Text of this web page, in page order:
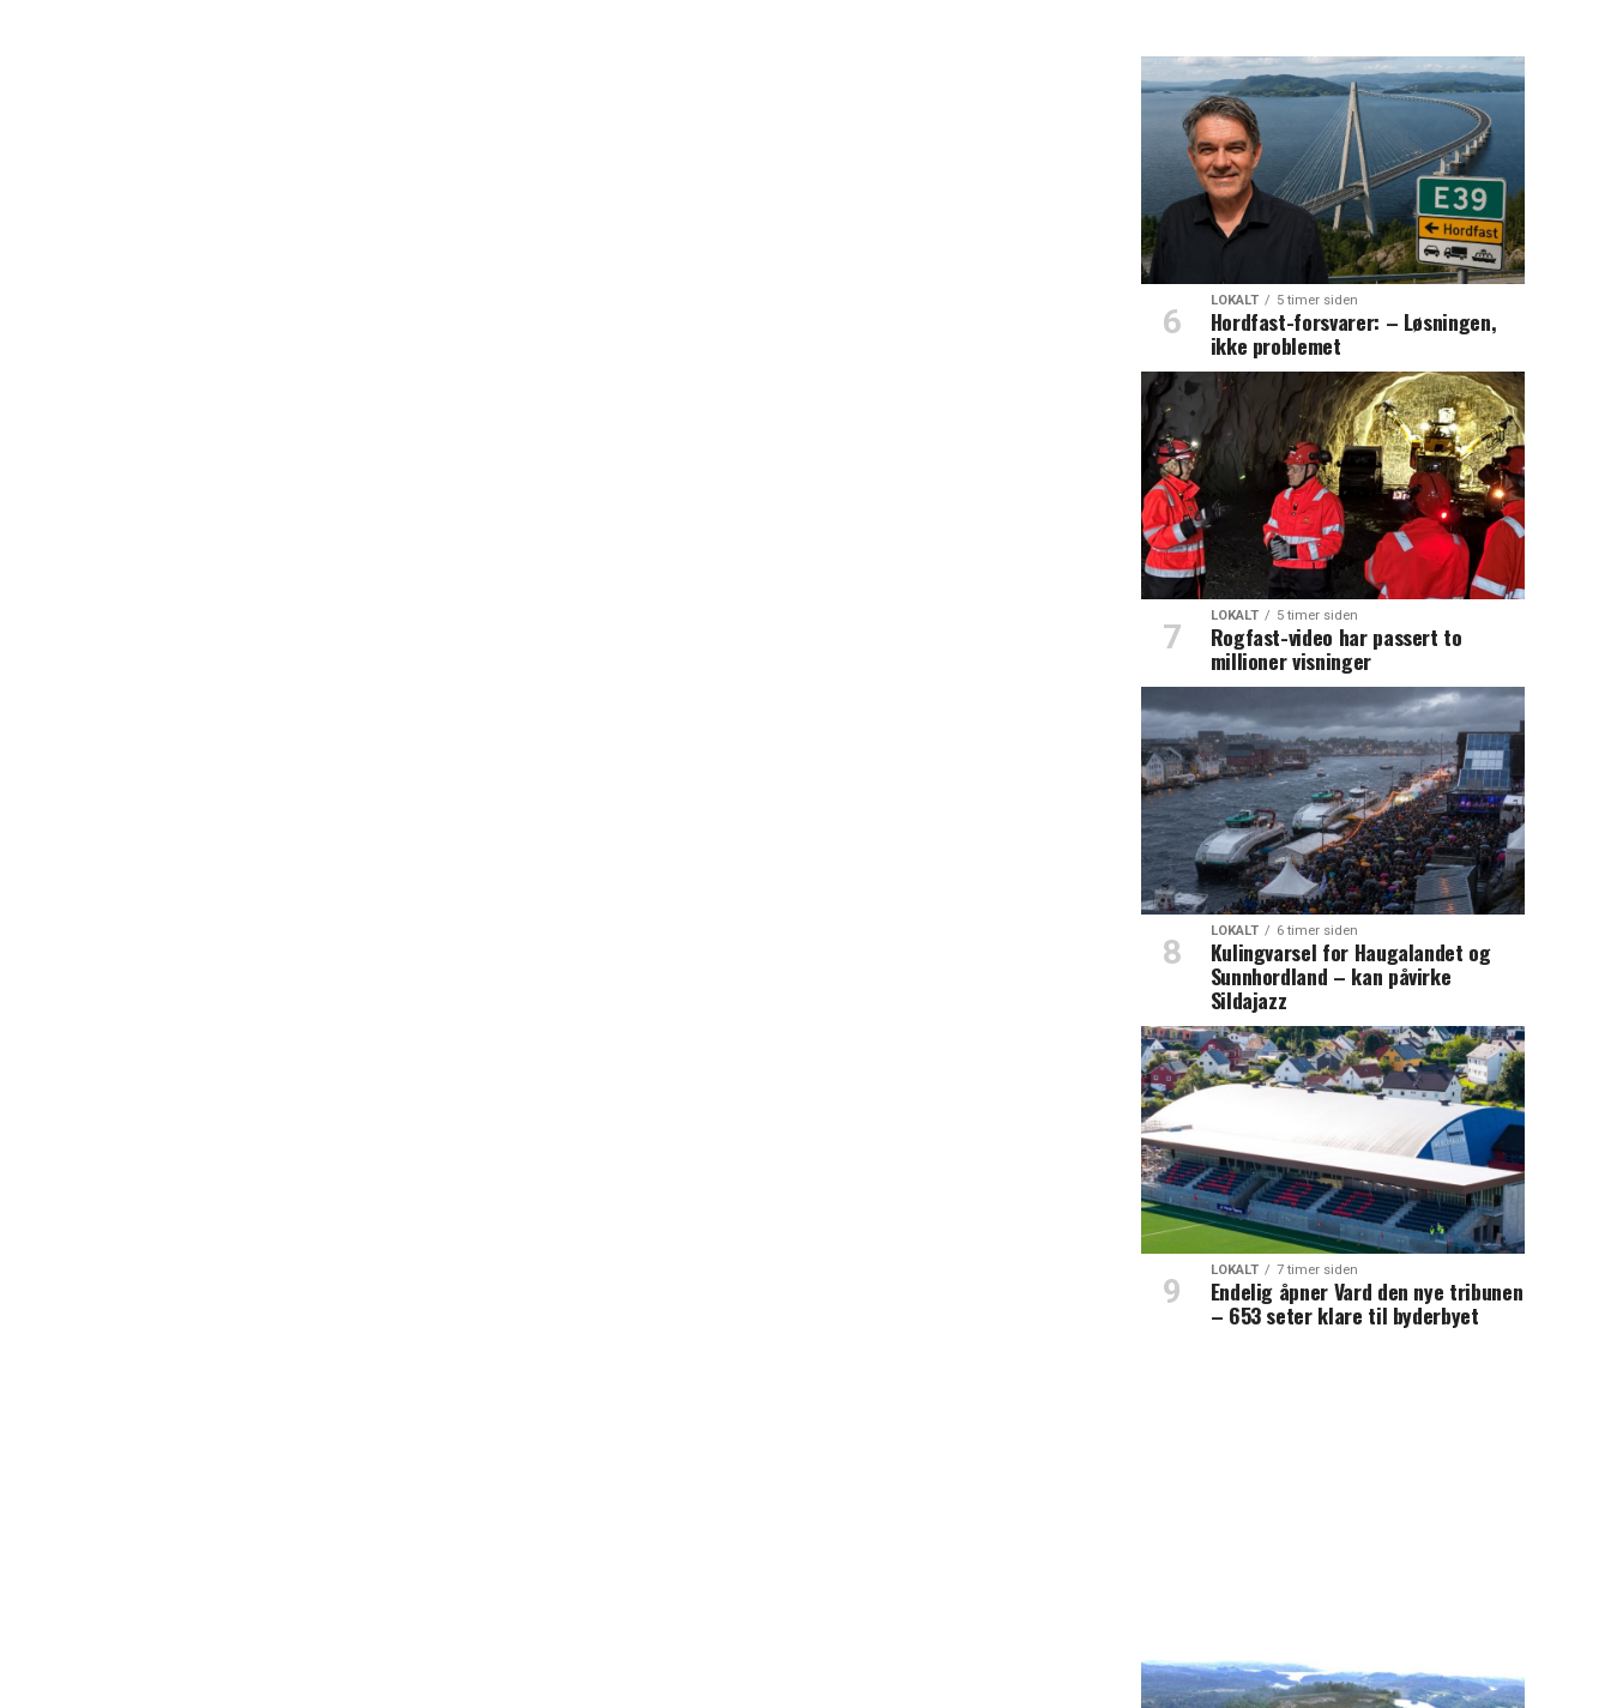
LOKALT 5 timer siden
Hordfast-forsvarer: – Løsningen,
ikke problemet
LOKALT 5 timer siden
Rogfast-video har passert to
millioner visninger
LOKALT 6 timer siden
Kulingvarsel for Haugalandet og
Sunnhordland – kan påvirke
Sildajazz
LOKALT 7 timer siden
Endelig åpner Vard den nye tribunen
– 653 seter klare til byderbyet